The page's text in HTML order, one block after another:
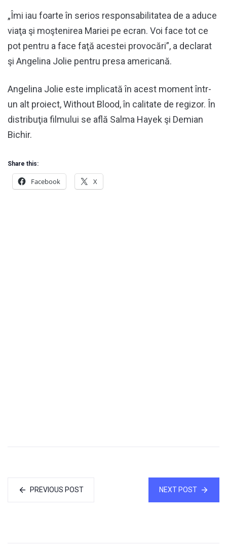
„Îmi iau foarte în serios responsabilitatea de a aduce
viaţa şi moştenirea Mariei pe ecran. Voi face tot ce
pot pentru a face faţă acestei provocări”, a declarat
şi Angelina Jolie pentru presa americană.
Angelina Jolie este implicată în acest moment într-
un alt proiect, Without Blood, în calitate de regizor. În
distribuţia filmului se află Salma Hayek şi Demian
Bichir.
Share this:
Facebook X
PREVIOUS POST NEXT POST